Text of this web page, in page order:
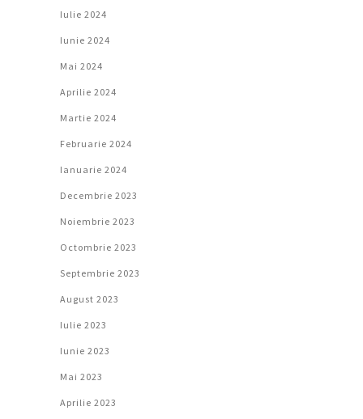
Iulie 2024
Iunie 2024
Mai 2024
Aprilie 2024
Martie 2024
Februarie 2024
Ianuarie 2024
Decembrie 2023
Noiembrie 2023
Octombrie 2023
Septembrie 2023
August 2023
Iulie 2023
Iunie 2023
Mai 2023
Aprilie 2023